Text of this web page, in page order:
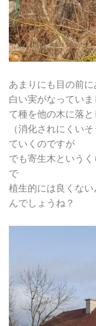
あまりにも目の前に
白い実がなってい
て種を他の木に落と
（消化されにくい
ていくのですが
でも寄生木という
で
植生的には良くな
んでしょうね？